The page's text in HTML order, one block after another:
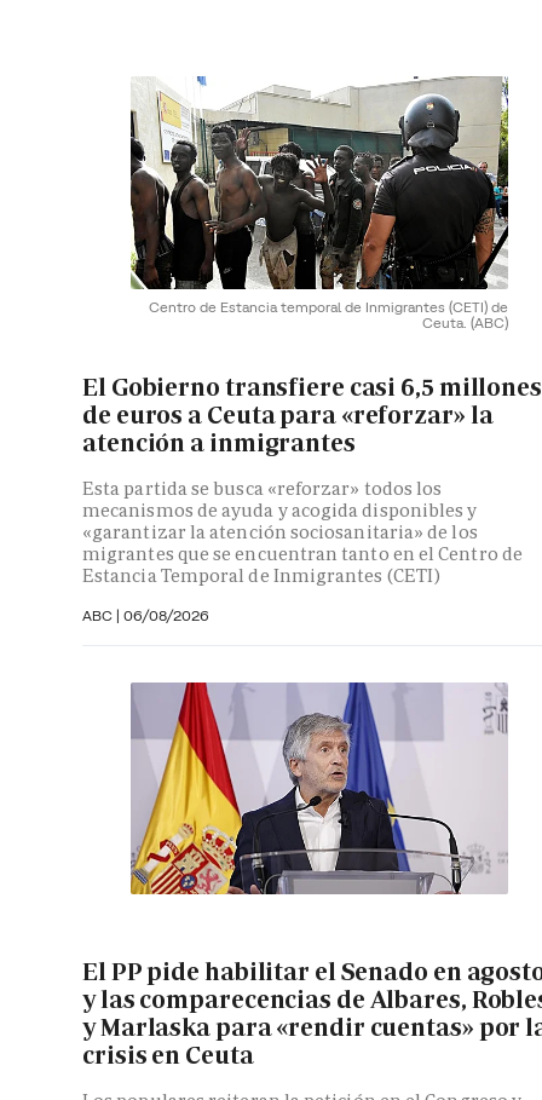
Centro de Estancia temporal de Inmigrantes (CETI) de
Ceuta. (ABC)
El Gobierno transfiere casi 6,5 millones
de euros a Ceuta para «reforzar» la
atención a inmigrantes
Esta partida se busca «reforzar» todos los
mecanismos de ayuda y acogida disponibles y
«garantizar la atención sociosanitaria» de los
migrantes que se encuentran tanto en el Centro de
Estancia Temporal de Inmigrantes (CETI)
ABC | 06/08/2026
El PP pide habilitar el Senado en
y las comparecencias de Albares,
y Marlaska para «rendir cuentas» por
crisis en Ceuta